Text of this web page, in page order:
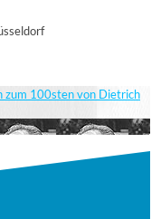
zum 100sten von Dietrich